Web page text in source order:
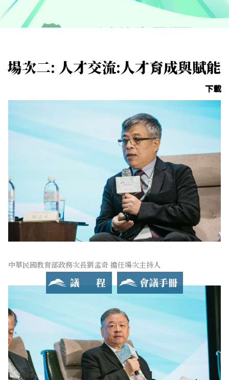
議程 會議手冊
場次二: 人才交流:人才育成與賦能
下載
中華民國教育部政務次長劉孟奇 擔任場次主持人